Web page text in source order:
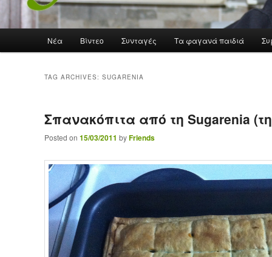
Skip to primary content
Skip to secondary content
Νέα Βίντεο Συνταγές Τα φαγανά παιδιά
TAG ARCHIVES: SUGARENIA
Σπανακόπιτα από τη Sugarenia
Posted on 15/03/2011 byFriends